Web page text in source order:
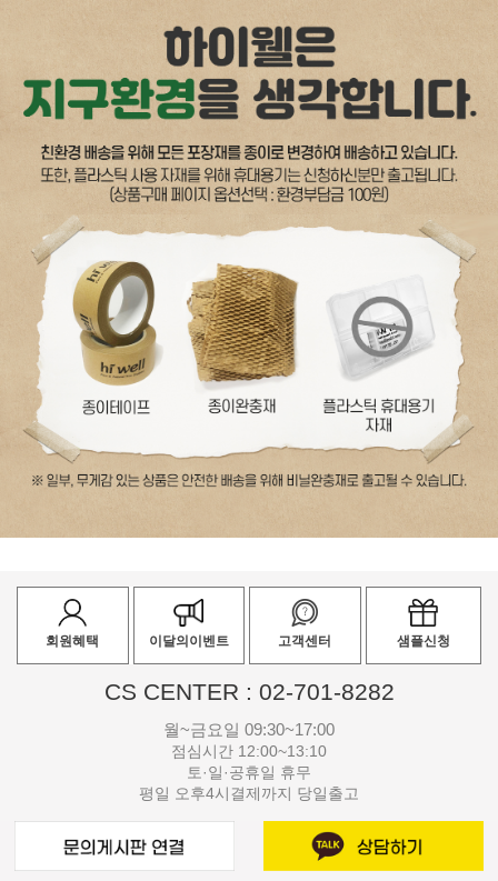
회원혜택 이달의이벤트 고객센터 샘플신청
CS CENTER : 02-701-8282
월~금요일 09:30~17:00
점심시간 12:00~13:10
토·일·공휴일 휴무
평일 오후4시결제까지 당일출고